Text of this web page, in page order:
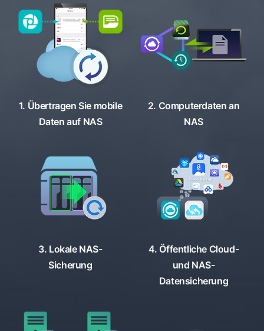
1. Übertragen Sie mobile
Daten auf NAS
2. Computerdaten an
NAS
3. Lokale NAS-
Sicherung
4. Öffentliche Cloud-
und NAS-
Datensicherung